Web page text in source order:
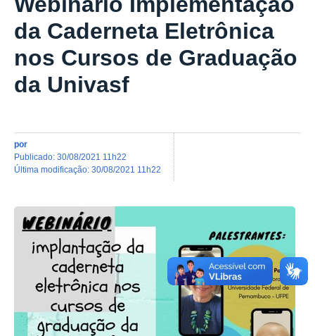
da Caderneta Eletrônica
nos Cursos de Graduação
da Univasf
por
publicado: 30/08/2021 11h22
última modificação: 30/08/2021 11h22